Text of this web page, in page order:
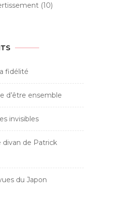
(10)
fidélité
d’être ensemble
invisibles
divan de Patrick
du Japon